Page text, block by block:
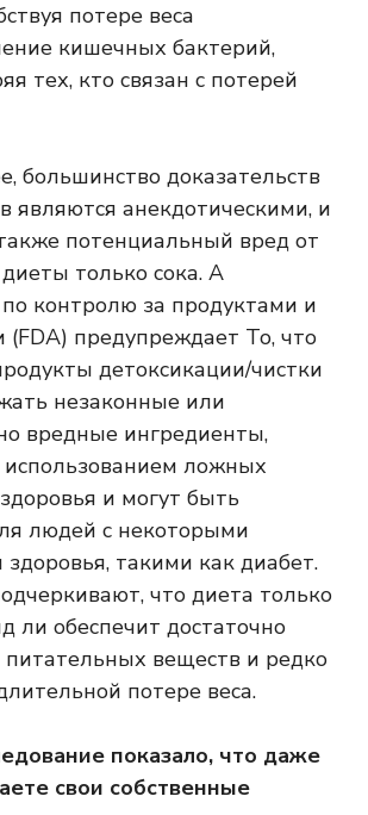
потере веса
кишечных бактерий,
тех, кто связан с потерей
большинство доказательств
являются анекдотическими, и
потенциальный вред от
только сока. А
контролю за продуктами и
(FDA) предупреждает То, что
детоксикации/чистки
незаконные или
вредные ингредиенты,
использованием ложных
и могут быть
людей с некоторыми
здоровья, такими как диабет.
что диета только
ли обеспечит достаточно
питательных веществ и редко
потере веса.
показало, что даже
свои собственные